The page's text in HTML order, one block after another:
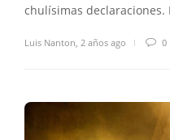
chulísimas declaraciones.
Luis Nanton, 2 años ago 0